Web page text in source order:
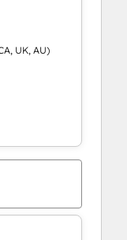
UK, AU)